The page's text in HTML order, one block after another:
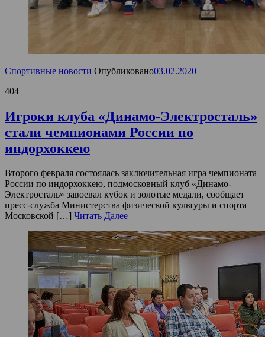
Спортивные новости Опубликовано03.02.2020
404
Игроки клуба «Динамо-Электросталь»
стали чемпионами России по
индорхоккею
Второго февраля состоялась заключительная игра чемпионата
России по индорхоккею, подмосковный клуб «Динамо-
Электросталь» завоевал кубок и золотые медали, сообщает
пресс-служба Министерства физической культуры и спорта
Московской […] Читать Далее